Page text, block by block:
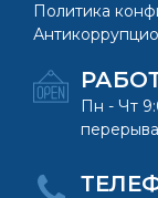
Политика
Пн - Чт
перерыва